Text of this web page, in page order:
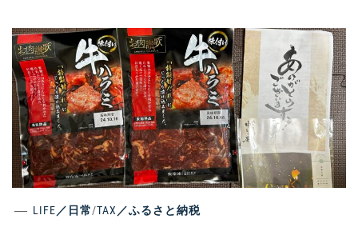
LIFE／日常/TAX／ふるさと納税